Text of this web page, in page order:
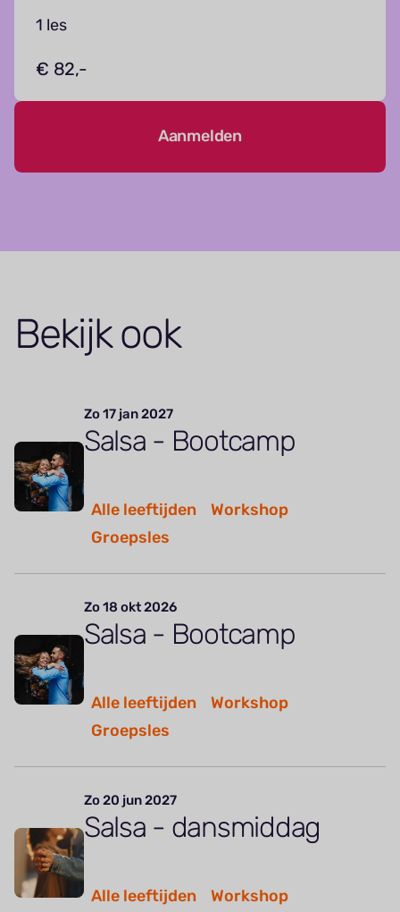
1 les
€ 82,-
Aanmelden
Bekijk ook
Zo 17 jan 2027
Salsa - Bootcamp
Alle leeftijden
Workshop
Groepsles
Zo 18 okt 2026
Salsa - Bootcamp
Alle leeftijden
Workshop
Groepsles
Zo 20 jun 2027
Salsa - dansmiddag
Alle leeftijden
Workshop